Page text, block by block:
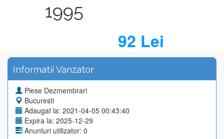
1995
92 Lei
Informatii Vanzator
Piese Dezmembrari
Bucuresti
Adaugat la: 2021-04-05 00:43:40
Expira la: 2025-12-29
Anunturi utilizator: 0